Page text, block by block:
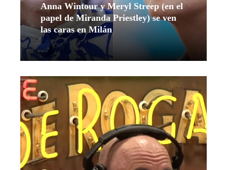
Anna Wintour y Meryl Streep (en el
papel de Miranda Priestley) se ven
las caras en Milán
Leer más